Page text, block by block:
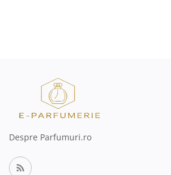
Despre Parfumuri.ro